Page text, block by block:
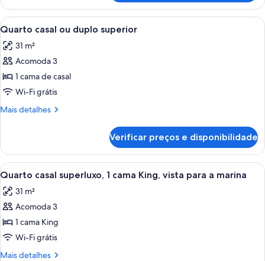
duplo
standard
Carrega
todas
as
fotos
de
Quarto
casal
superior
Quarto de hotel com uma cama,
7
Quarto casal ou duplo superior
31 m²
Acomoda 3
1 cama de casal
Wi-Fi grátis
Mais detalhes
Mais
casal
ou
duplo
Verificar preços e disponibilidade
Carrega
todas
as
fotos
de
Quarto
casal
Quarto de hotel com uma cama
6
Quarto casal superluxo, 1 cama King, vista para a marina
31 m²
Acomoda 3
1 cama King
Wi-Fi grátis
Mais detalhes
Mais